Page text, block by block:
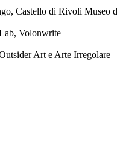
Castello di Rivoli Museo
Volonwrite
Art e Arte Irregolare